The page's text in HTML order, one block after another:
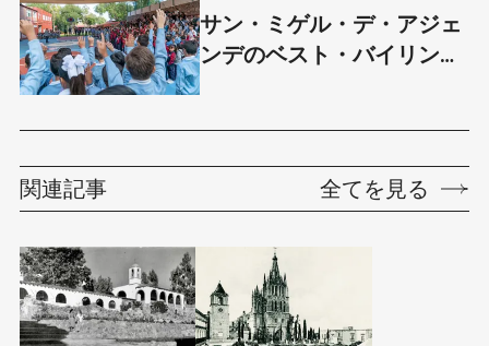
サン・ミゲル・デ・アジェ
ンデのベスト・バイリンガ
ルスクール
関連記事 全てを見る